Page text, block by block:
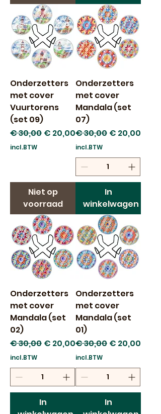
Onderzetters
met cover
Vuurtorens
(set 09)
Normale prijs
€ 30,00 Verkoopprijs
€ 20,00
incl.BTW
Niet op
voorraad
Onderzetters
met cover
Mandala (set
07)
Normale prijs
€ 30,00 Verkoopprijs
€ 20,00
incl.BTW
In
winkelwagen
Onderzetters
met cover
Mandala (set
02)
Normale prijs
€ 30,00 Verkoopprijs
€ 20,00
incl.BTW
In
Onderzetters
met cover
Mandala (set
01)
Normale prijs
€ 30,00 Verkoopprijs
€ 20,00
incl.BTW
In